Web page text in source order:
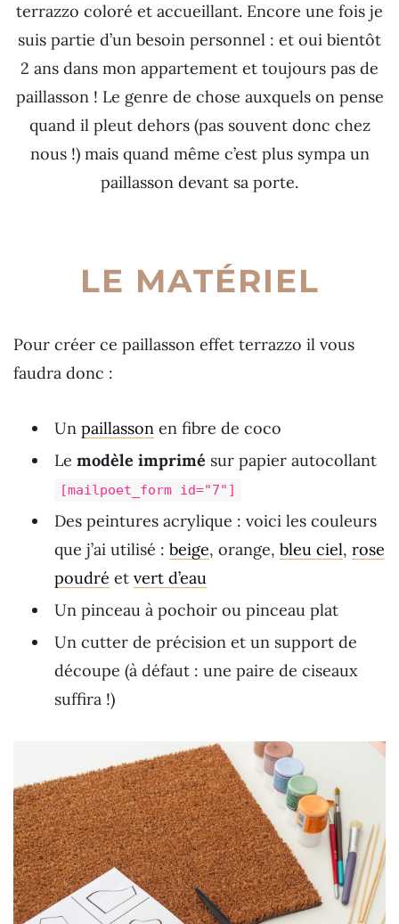
terrazzo coloré et accueillant. Encore une fois je
suis partie d’un besoin personnel : et oui bientôt
2 ans dans mon appartement et toujours pas de
paillasson ! Le genre de chose auxquels on pense
quand il pleut dehors (pas souvent donc chez
nous !) mais quand même c’est plus sympa un
paillasson devant sa porte.
LE MATÉRIEL
Pour créer ce paillasson effet terrazzo il vous
faudra donc :
Un paillasson en fibre de coco
Le modèle imprimé sur papier autocollant
[mailpoet_form id="7"]
Des peintures acrylique : voici les couleurs
que j’ai utilisé : beige, orange, bleu ciel, rose
poudré et vert d’eau
Un pinceau à pochoir ou pinceau plat
Un cutter de précision et un support de
découpe (à défaut : une paire de ciseaux
suffira !)